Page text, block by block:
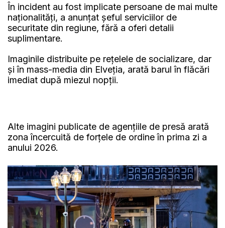
În incident au fost implicate persoane de mai multe
naționalități, a anunțat șeful serviciilor de
securitate din regiune, fără a oferi detalii
suplimentare.
Imaginile distribuite pe rețelele de socializare, dar
și în mass-media din Elveția, arată barul în flăcări
imediat după miezul nopții.
Alte imagini publicate de agențiile de presă arată
zona încercuită de forțele de ordine în prima zi a
anului 2026.